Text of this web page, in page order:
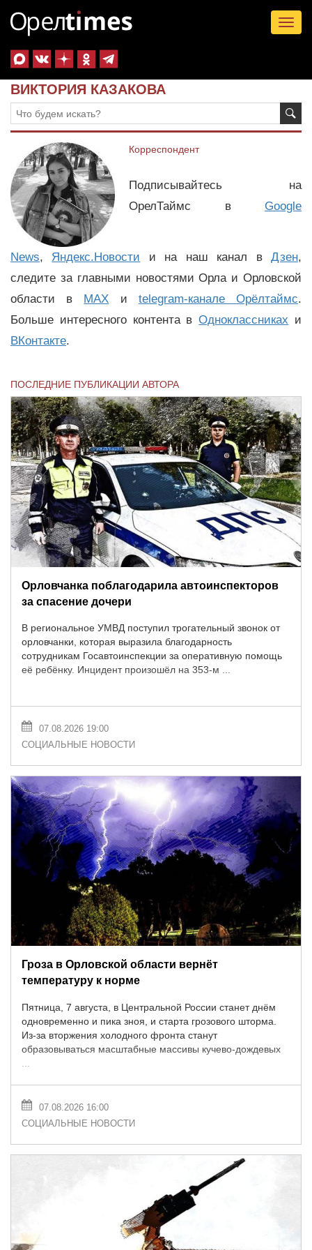
ВИКТОРИЯ КАЗАКОВА
Корреспондент
Подписывайтесь на
ОрелТаймс в Google
News, Яндекс.Новости и на наш канал вДзен,
следите за главными новостями Орла и Орловской
области в MAX и telegram-канале Орёлтаймс.
Больше интересного контента вОдноклассниках и
ВКонтакте.
ПОСЛЕДНИЕ ПУБЛИКАЦИИ АВТОРА
Орловчанка поблагодарила автоинспекторов
за спасение дочери
В региональное УМВД поступил трогательный звонок от
орловчанки, которая выразила благодарность
сотрудникам Госавтоинспекции за оперативную помощь
её ребёнку. Инцидент произошёл на 353-м ...
07.08.2026 19:00
СОЦИАЛЬНЫЕ НОВОСТИ
Гроза в Орловской области вернёт
температуру к норме
Пятница, 7 августа, в Центральной России станет днём
одновременно и пика зноя, и старта грозового шторма.
Из-за вторжения холодного фронта станут
образовываться масштабные массивы кучево-дождевых
07.08.2026 16:00
СОЦИАЛЬНЫЕ НОВОСТИ